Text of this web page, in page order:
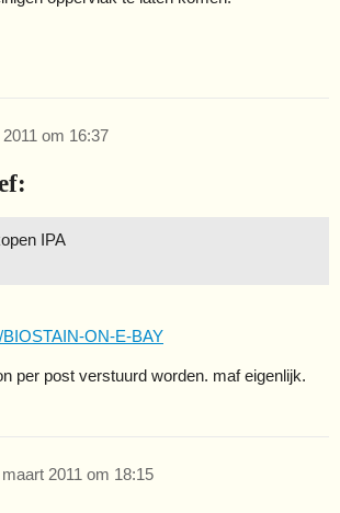
om 16:37
IPA
ON-E-BAY
per post verstuurd worden. maf eigenlijk.
maart 2011 om 18:15